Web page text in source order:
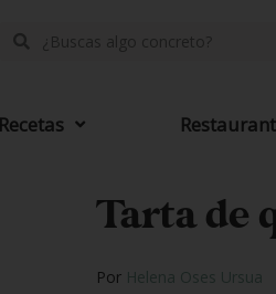
Tarta de
Por Helena Oses Ursua